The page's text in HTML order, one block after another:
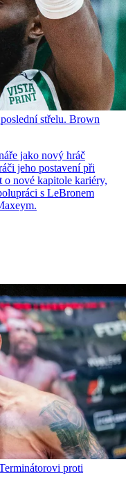
střelu. Brown
jako nový hráč
jeho postavení při
nové kapitole kariéry,
s LeBronem
proti